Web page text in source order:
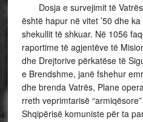
Dosja e survejimit të Vatrës
është hapur në vitet ’50 dhe
shekullit të shkuar. Në 1056
raportime të agjentëve të
dhe Drejtorive përkatëse të
e Brendshme, janë fshehur
dhe brenda Vatrës, Plane
rreth veprimtarisë
Shqipërisë komuniste për ta